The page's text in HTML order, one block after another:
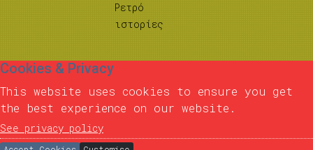
Ρετρό
ιστορίες
Cookies & Privacy
This website uses cookies to ensure you get
the best experience on our website.
See privacy policy